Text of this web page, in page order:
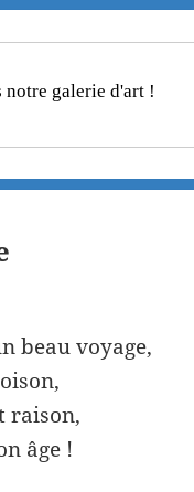
notre galerie d'art !
beau voyage,
raison,
âge !